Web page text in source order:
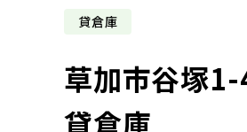
貸倉庫
草加市谷塚
貸倉庫